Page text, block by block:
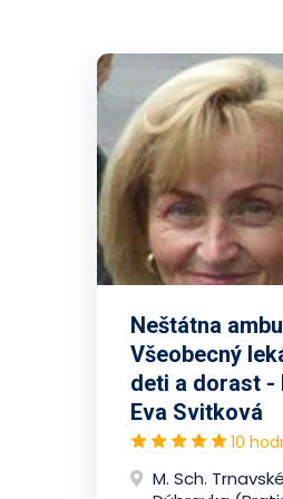
Neštátna
Všeobecný
deti a dorast -
Eva Svitková
10
M. Sch.